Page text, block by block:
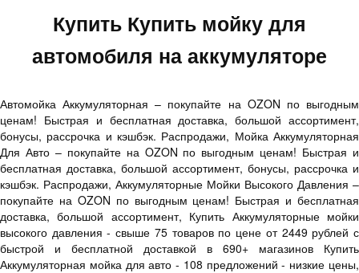
Купить Купить мойку для
автомобиля на аккумуляторе
Автомойка Аккумуляторная – покупайте на OZON по выгодным
ценам! Быстрая и бесплатная доставка, большой ассортимент,
бонусы, рассрочка и кэшбэк. Распродажи, Мойка Аккумуляторная
Для Авто – покупайте на OZON по выгодным ценам! Быстрая и
бесплатная доставка, большой ассортимент, бонусы, рассрочка и
кэшбэк. Распродажи, Аккумуляторные Мойки Высокого Давления –
покупайте на OZON по выгодным ценам! Быстрая и бесплатная
доставка, большой ассортимент, Купить Аккумуляторные мойки
высокого давления - свыше 75 товаров по цене от 2449 рублей с
быстрой и бесплатной доставкой в 690+ магазинов Купить
Аккумуляторная мойка для авто - 108 предложений - низкие цены,